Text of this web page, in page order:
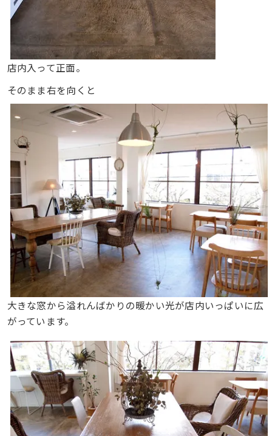
店内入って正面。
そのまま右を向くと
大きな窓から溢れんばかりの暖かい光が店内いっぱいに広
がっています。